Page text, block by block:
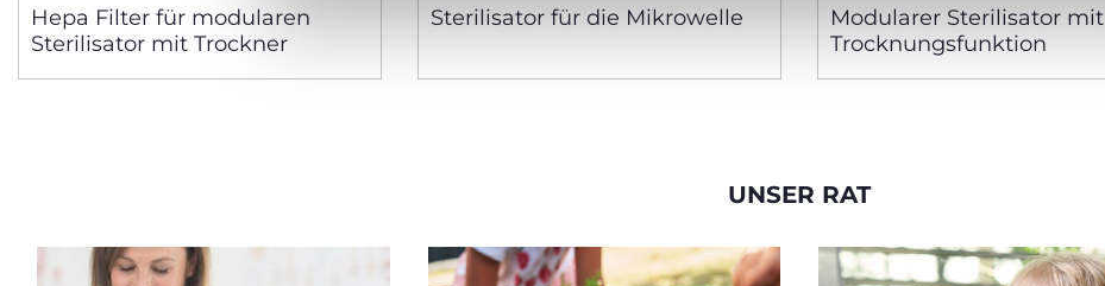
Hepa Filter für modularen
Sterilisator mit Trockner
Sterilisator für die Mikrowelle
Modularer Sterilisator mit
Trocknungsfunktion
UNSER RAT